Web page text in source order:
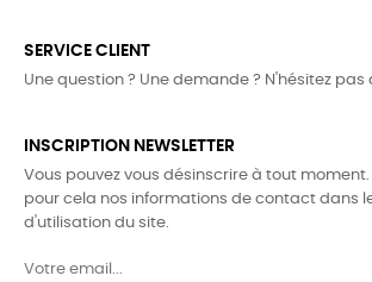
SERVICE CLIENT
Une question ? Une demande ? N'hésitez
INSCRIPTION NEWSLETTER
Vous pouvez vous désinscrire à tout
pour cela nos informations de contact dans
d'utilisation du site.